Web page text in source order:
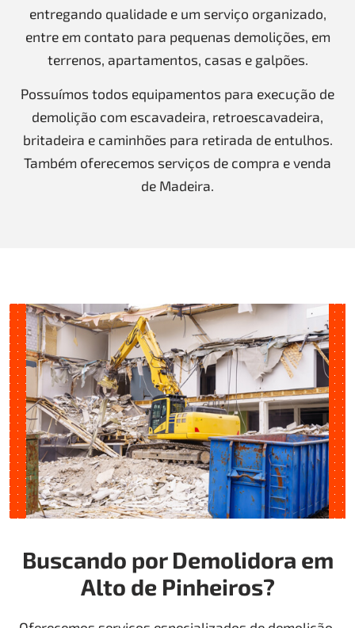
entregando qualidade e um serviço organizado,
entre em contato para pequenas demolições, em
terrenos, apartamentos, casas e galpões.
Possuímos todos equipamentos para execução de
demolição com escavadeira, retroescavadeira,
britadeira e caminhões para retirada de entulhos.
Também oferecemos serviços de compra e venda
de Madeira.
Buscando por Demolidora em
Alto de Pinheiros?